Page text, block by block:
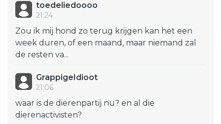
toedeliedoooo
21:24
Zou ik mij hond zo terug krijgen kan het een
week duren, of een maand, maar niemand zal
de resten va...
GrappigeIdioot
21:06
waar is de dierenpartij nu? en al die
dierenactivisten?